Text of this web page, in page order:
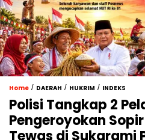
Home / DAERAH / HUKRIM / INDEKS
Polisi Tangkap 2
Pengeroyokan
Tewas di Sukarami